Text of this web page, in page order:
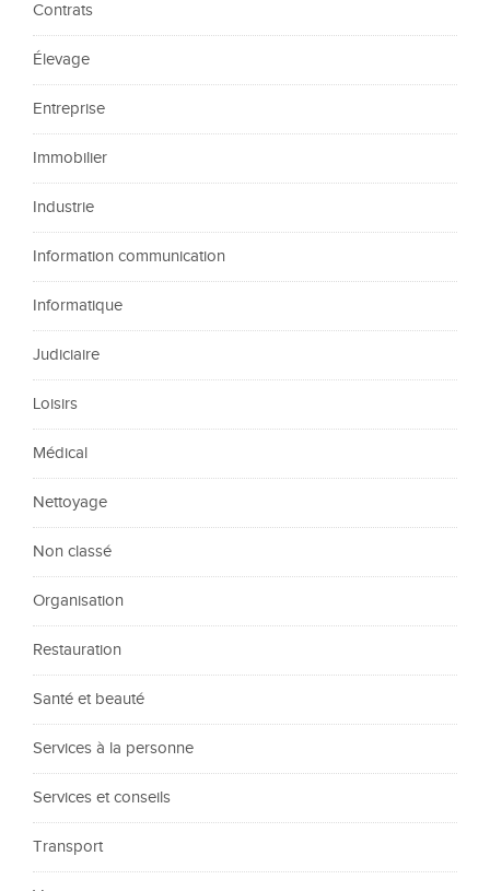
Contrats
Élevage
Entreprise
Immobilier
Industrie
Information communication
Informatique
Judiciaire
Loisirs
Médical
Nettoyage
Non classé
Organisation
Restauration
Santé et beauté
Services à la personne
Services et conseils
Transport